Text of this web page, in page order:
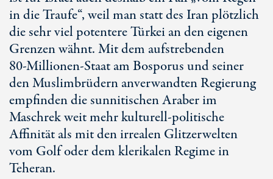
in die Traufe“, weil man statt des Iran plötzlich
die sehr viel potentere Türkei an den eigenen
Grenzen wähnt. Mit dem aufstrebenden
80-Millionen-Staat am Bosporus und seiner
den Muslimbrüdern anverwandten Regierung
empfinden die sunnitischen Araber im
Maschrek weit mehr kulturell-politische
Affinität als mit den irrealen Glitzerwelten
vom Golf oder dem klerikalen Regime in
Teheran.